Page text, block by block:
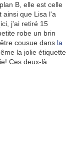
B, elle est celle
ainsi que Lisa l'a
j'ai retiré 15
robe un brin
cousue dans la
la jolie étiquette
Ces deux-là